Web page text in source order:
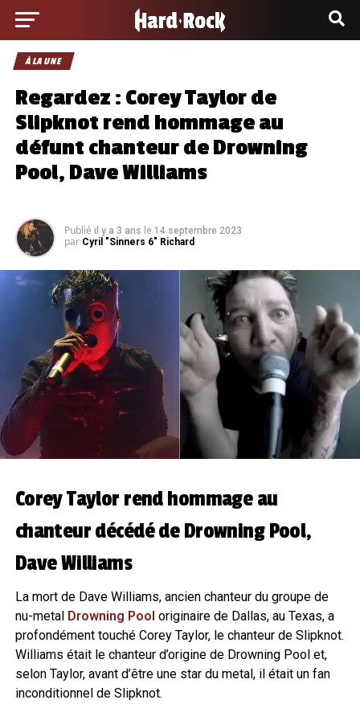
À LA UNE
Regardez : Corey Taylor de
Slipknot rend hommage au
défunt chanteur de Drowning
Pool, Dave Williams
Publié il y a 3 ans le 14 septembre 2023
par Cyril "Sinners 6" Richard
Corey Taylor rend hommage au
chanteur décédé de Drowning Pool,
Dave Williams
La mort de Dave Williams, ancien chanteur du groupe de
nu-metal Drowning Pool originaire de Dallas, au Texas, a
profondément touché Corey Taylor, le chanteur de Slipknot.
Williams était le chanteur d’origine de Drowning Pool et,
selon Taylor, avant d’être une star du metal, il était un fan
inconditionnel de Slipknot.